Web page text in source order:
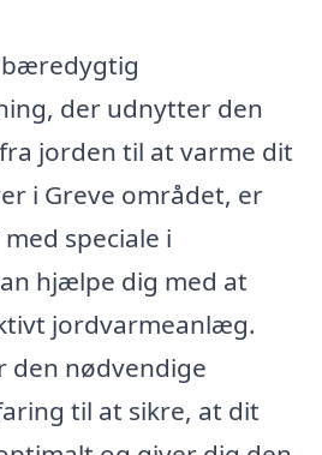
bæredygtig
der udnytter den
jorden til at varme dit
i Greve området, er
speciale i
hjælpe dig med at
jordvarmeanlæg.
den nødvendige
til at sikre, at dit